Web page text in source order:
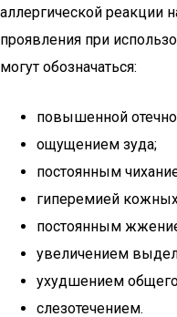
аллергической реакции
проявления при
могут обозначаться:
повышенной
ощущением зуда;
постоянным
гиперемией
постоянным
увеличением
ухудшением
слезотечением.